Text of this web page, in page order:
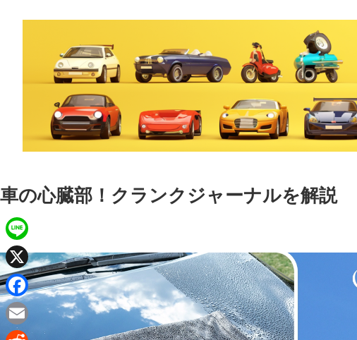
車の心臓部！クランクジャーナルを解説
L
i
n
e
X
F
a
E